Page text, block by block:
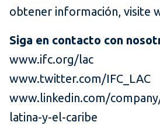
obtener información, visite
Siga en contacto con
www.ifc.org/lac
www.twitter.com/IFC_LAC
www.linkedin.com/
latina-y-el-caribe